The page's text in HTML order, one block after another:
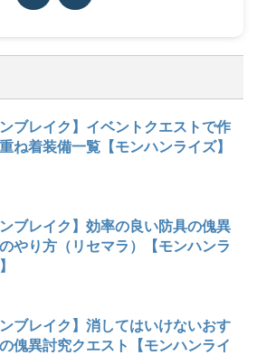
ンブレイク】イベントクエストで作
ね着装備一覧【モンハンライズ】
ンブレイク】効率の良い防具の傀異
やり方（リセマラ）【モンハンラ
ンブレイク】消してはいけないおす
傀異討究クエスト【モンハンライ